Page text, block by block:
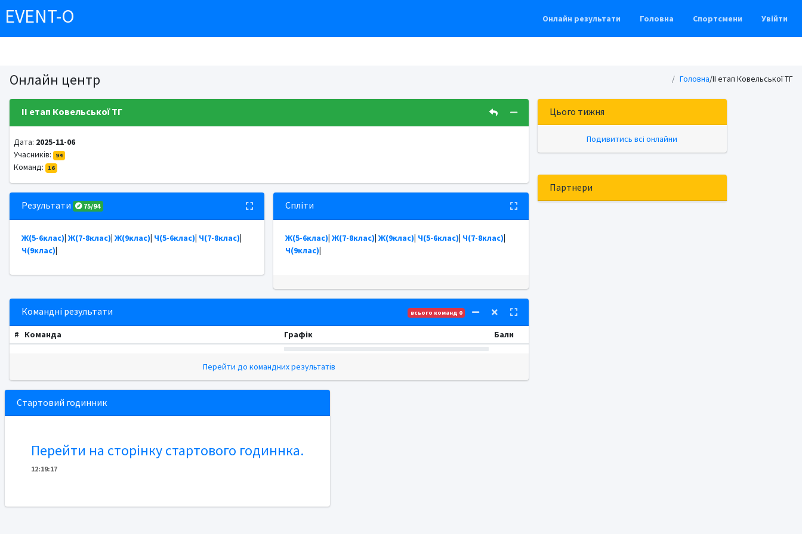
EVENT-O Онлайн результати Головна Спортсмени Увійти
Онлайн центр Головна/ІІ етап Ковельської ТГ
ІІ етап Ковельської ТГ
Дата: 2025-11-06
Учасників:
94
Команд: 16
Результати 75/94
Ж(5-6клас)| Ж(7-8клас)| Ж(9клас)| Ч(5-6клас)| Ч(7-8клас)|
Ч(9клас)|
Спліти
Ж(5-6клас)|Ж(7-8клас)|Ж(9клас)| Ч(5-6клас)| Ч(7-8клас)|
Ч(9клас)|
Командні результати всього команд 0
# Команда Графік Бали
Перейти до командних результатів
Стартовий годинник
Перейти на сторінку стартового годиннка.
12:19:17
Цього тижня
Подивитись всі онлайни
Партнери